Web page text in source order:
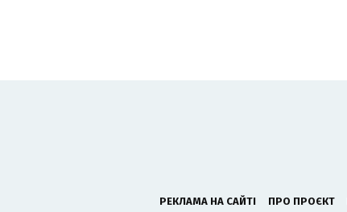
РЕКЛАМА НА САЙТІ ПРО ПРОЄКТ